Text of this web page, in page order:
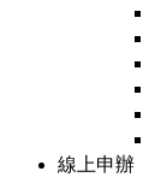
線上申辦